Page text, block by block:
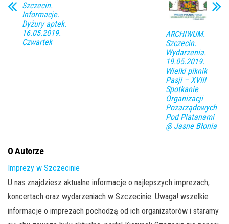
Szczecin.
Informacje.
Dyżury aptek.
16.05.2019.
Czwartek
ARCHIWUM.
Szczecin.
Wydarzenia.
19.05.2019.
Wielki piknik
Pasji – XVIII
Spotkanie
Organizacji
Pozarządowych
Pod Platanami
@ Jasne Błonia
O Autorze
Imprezy w Szczecinie
U nas znajdziesz aktualne informacje o najlepszych imprezach,
koncertach oraz wydarzeniach w Szczecinie. Uwaga! wszelkie
informacje o imprezach pochodzą od ich organizatorów i staramy